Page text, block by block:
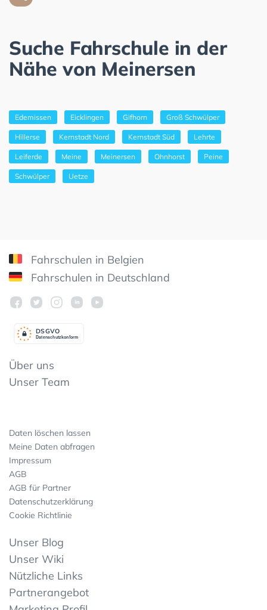
Suche Fahrschule in der
Nähe von Meinersen
Edemissen Eicklingen Gifhorn Groß Schwülper
Hillerse Kernstadt Nord Kernstadt Süd Lehrte
Leiferde Meine Meinersen Ohnhorst Peine
Schwülper Uetze
Fahrschulen in Belgien
Fahrschulen in Deutschland
Datenschutzkonform
DSGVO
Über uns
Unser Team
Daten löschen lassen
Meine Daten abfragen
Impressum
AGB
AGB für Partner
Datenschutzerklärung
Cookie Richtlinie
Unser Blog
Unser Wiki
Nützliche Links
Partnerangebot